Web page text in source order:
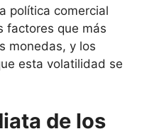
política comercial
factores que más
monedas, y los
esta volatilidad se
de los